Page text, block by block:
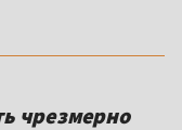
чрезмерно